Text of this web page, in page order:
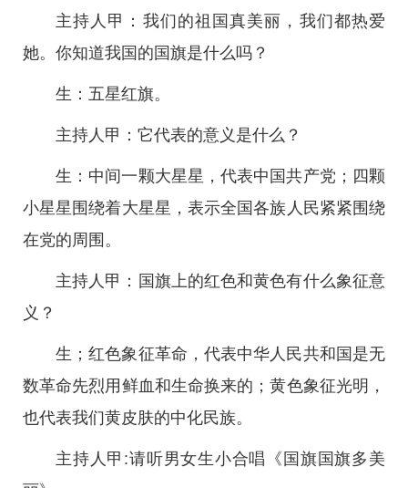
主持人甲：我们的祖国真美丽，我们都热爱
她。你知道我国的国旗是什么吗？
生：五星红旗。
主持人甲：它代表的意义是什么？
生：中间一颗大星星，代表中国共产党；四颗
小星星围绕着大星星，表示全国各族人民紧紧围绕
在党的周围。
主持人甲：国旗上的红色和黄色有什么象征意
义？
生；红色象征革命，代表中华人民共和国是无
数革命先烈用鲜血和生命换来的；黄色象征光明，
也代表我们黄皮肤的中化民族。
主持人甲:请听男女生小合唱《国旗国旗多美